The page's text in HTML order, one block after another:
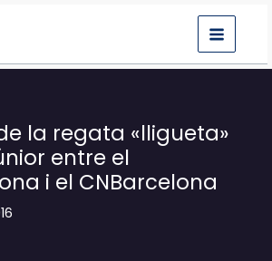
la regata «lligueta»
entre el
i el CNBarcelona